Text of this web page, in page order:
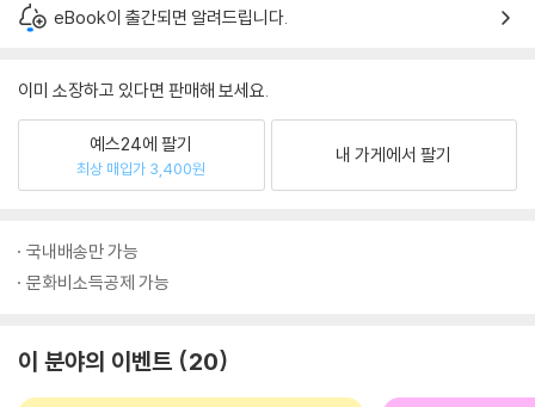
eBook이 출간되면 알려드립니다.
이미 소장하고 있다면 판매해 보세요.
예스24에 팔기
최상 매입가 3,400원
내 가게에서 팔기
국내배송만 가능
문화비소득공제 가능
이 분야의 이벤트 20